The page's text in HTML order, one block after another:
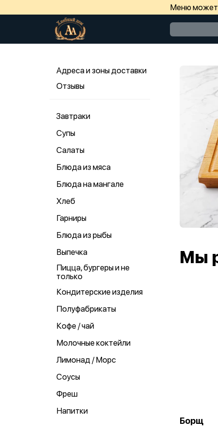
Меню может
Адреса и зоны доставки
Отзывы
Завтраки
Супы
Салаты
Блюда из мяса
Блюда на мангале
Хлеб
Гарниры
Блюда из рыбы
Выпечка
Пицца, бургеры и не
только
Кондитерские изделия
Полуфабрикаты
Кофе / чай
Молочные коктейли
Лимонад / Морс
Соусы
Фреш
Напитки
Мы
Борщ